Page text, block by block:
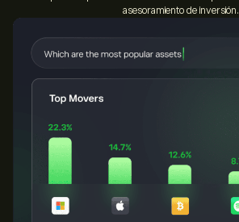
asesoramiento de inversión.